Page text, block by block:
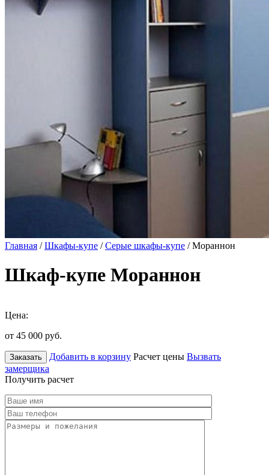
Главная /Шкафы-купе /Серые шкафы-купе / Мораннон
Шкаф-купе Мораннон
Цена:
от 45 000 руб.
Заказать Добавить в корзину Расчет цены Вызвать
замерщика
Получить расчет